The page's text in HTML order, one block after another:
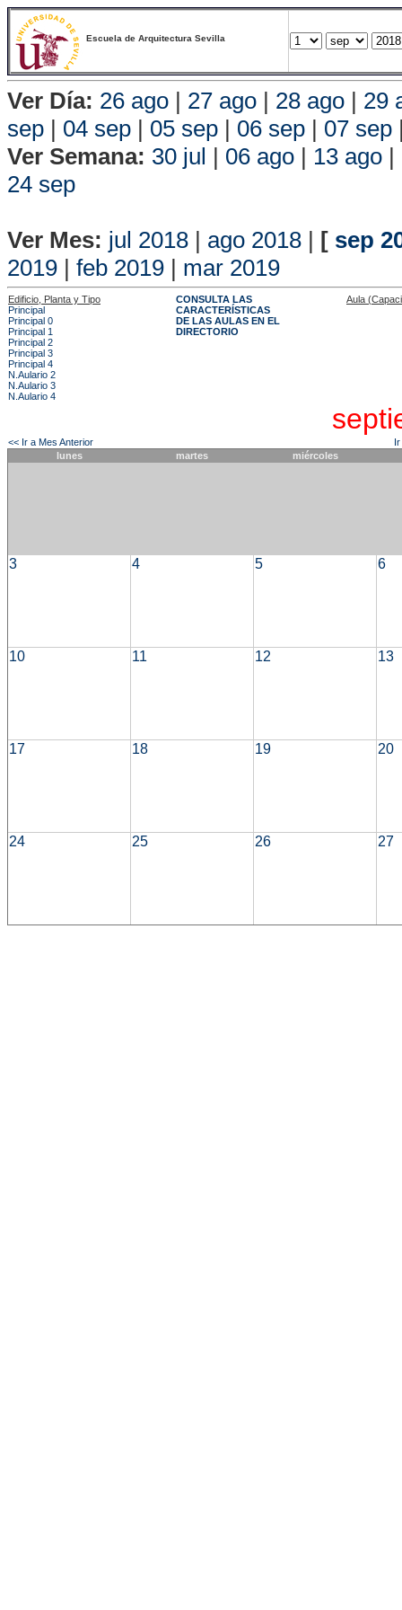
Escuela de Arquitectura Sevilla
Ver Día: 26 ago | 27 ago | 28 ago | 29
sep | 04 sep | 05 sep | 06 sep | 07 sep
Ver Semana: 30 jul | 06 ago | 13 ago |
24 sep
Ver Mes: jul 2018 | ago 2018 | [ sep
2019 | feb 2019 | mar 2019
Edificio, Planta y Tipo
Principal
Principal 0
Principal 1
Principal 2
Principal 3
Principal 4
N.Aulario 2
N.Aulario 3
N.Aulario 4
CONSULTA LAS
CARACTERÍSTICAS
DE LAS AULAS EN EL
DIRECTORIO
Aula
<< Ir a Mes Anterior
lunes
martes miércoles
3 4 5 6
10 11 12 13
17 18 19 20
24 25 26 27